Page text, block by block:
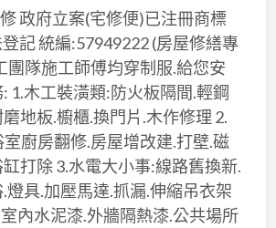
政府立案(宅修便)已注冊商標
記 統編:57949222 (房屋修繕專
團隊施工師傅均穿制服.給您安
1.木工裝潢類:防火板隔間.輕鋼
地板.櫥櫃.換門片.木作修理 2.
廚房翻修.房屋增改建.打壁.磁
打除 3.水電大小事:線路舊換新.
燈具.加壓馬達.抓漏.伸縮吊衣架
內水泥漆.外牆隔熱漆.公共場所